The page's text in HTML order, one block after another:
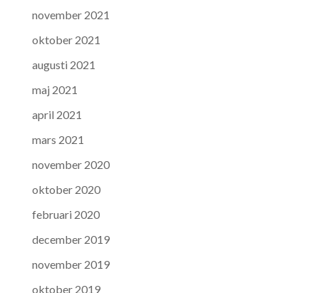
november 2021
oktober 2021
augusti 2021
maj 2021
april 2021
mars 2021
november 2020
oktober 2020
februari 2020
december 2019
november 2019
oktober 2019